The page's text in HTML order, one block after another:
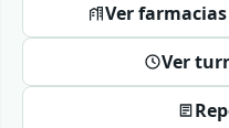
Ver
Ver